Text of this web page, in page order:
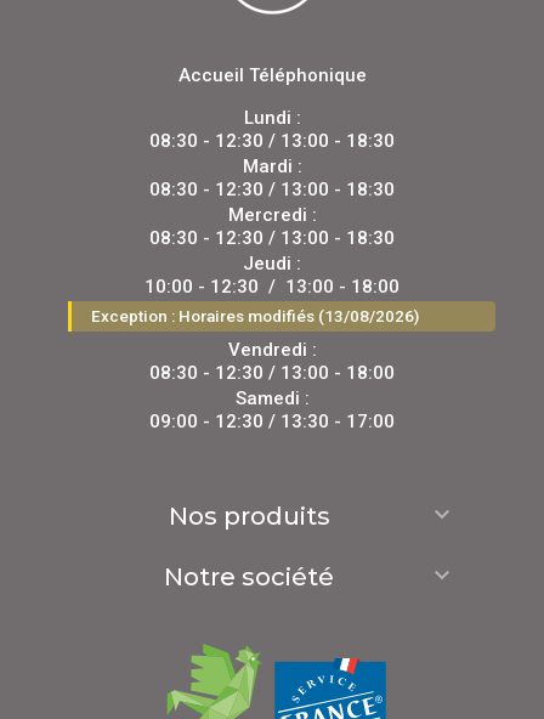
Accueil Téléphonique
Lundi :
08:30 - 12:30 / 13:00 - 18:30
Mardi :
08:30 - 12:30 / 13:00 - 18:30
Mercredi :
08:30 - 12:30 / 13:00 - 18:30
Jeudi :
10:00 - 12:30 / 13:00 - 18:00
Exception : Horaires modifiés (13/08/2026)
Vendredi :
08:30 - 12:30 / 13:00 - 18:00
Samedi :
09:00 - 12:30 / 13:30 - 17:00
Nos produits 
Notre société 